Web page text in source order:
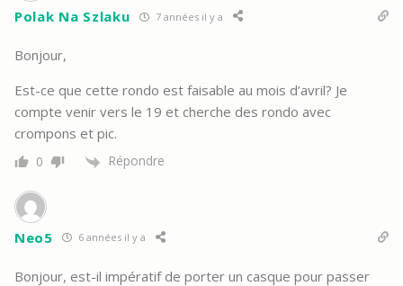
Polak Na Szlaku 7 années il y a
Bonjour,
Est-ce que cette rondo est faisable au mois d’avril? Je
compte venir vers le 19 et cherche des rondo avec
crompons et pic.
0 Répondre
Neo5 6 années il y a
Bonjour, est-il impératif de porter un casque pour passer